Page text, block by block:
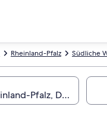
Südliche
Rheinland-Pfalz